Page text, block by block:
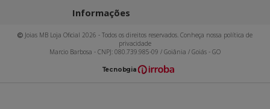
Informações
Joias MB Loja Oficial 2026 - Todos os direitos reservados. Conheça nossa política de
privacidade
Marcio Barbosa - CNPJ: 080.739.985-09 / Goiânia / Goiás - GO
Tecnologia